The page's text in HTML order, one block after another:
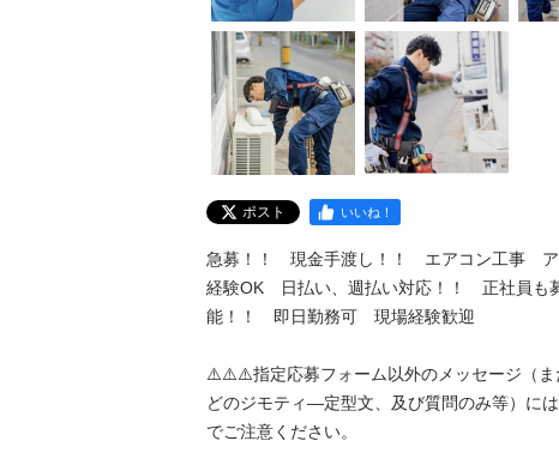
ポスト いいね！
急募！！　現金手渡し！！　エアコン工事　
経験OK　日払い、週払い対応！！　正社員も
能！！　即日勤務可　現場経験歓迎
⚠️⚠️⚠️指定応募フォーム以外のメッセージ（ま
どのジモティ―定型文、及び質問のみ等）に
でご注意ください。